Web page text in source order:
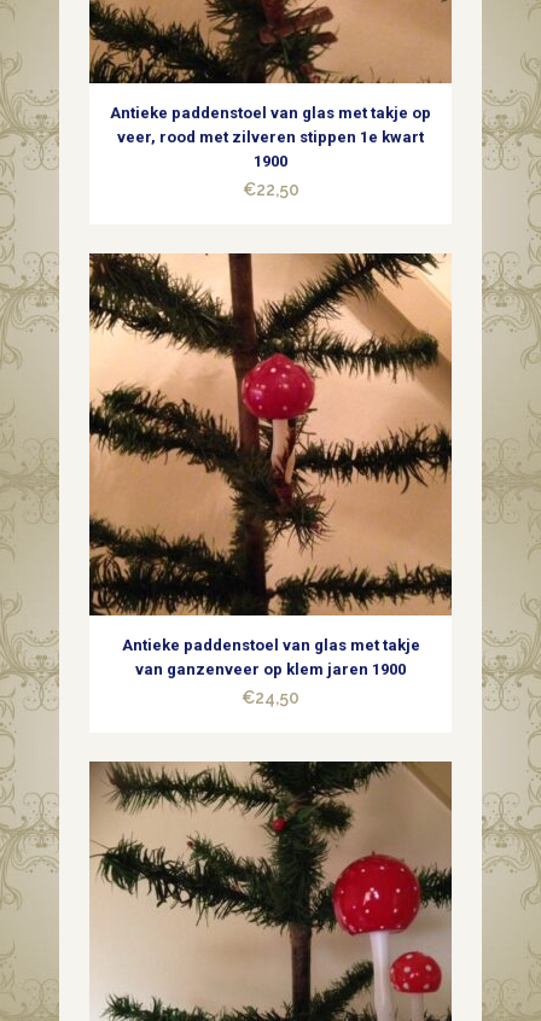
Antieke paddenstoel van glas met takje op
veer, rood met zilveren stippen 1e kwart
1900
€22,50
Antieke paddenstoel van glas met takje
van ganzenveer op klem jaren 1900
€24,50